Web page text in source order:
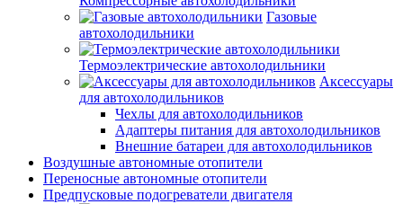
Газовые
автохолодильники
Термоэлектрические автохолодильники
Аксессуары
для автохолодильников
Чехлы для автохолодильников
Адаптеры питания для автохолодильников
Внешние батареи для автохолодильников
Воздушные автономные отопители
Переносные автономные отопители
Предпусковые подогреватели двигателя